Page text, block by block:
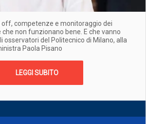
competenze e monitoraggio dei
che non funzionano bene. E che vanno
osservatori del Politecnico di Milano, alla
Paola Pisano
LEGGI SUBITO